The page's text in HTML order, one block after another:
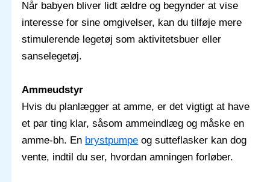
Når babyen bliver lidt ældre og begynder at vise
interesse for sine omgivelser, kan du tilføje mere
stimulerende legetøj som aktivitetsbuer eller
sanselegetøj.
Ammeudstyr
Hvis du planlægger at amme, er det vigtigt at have
et par ting klar, såsom ammeindlæg og måske en
amme-bh. En brystpumpe og sutteflasker kan dog
vente, indtil du ser, hvordan amningen forløber.